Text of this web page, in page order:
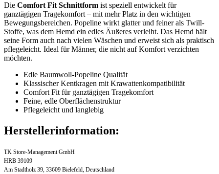
Die Comfort Fit Schnittform ist speziell entwickelt für
ganztägigen Tragekomfort – mit mehr Platz in den wichtigen
Bewegungsbereichen. Popeline wirkt glatter und feiner als Twill-
Stoffe, was dem Hemd ein edles Äußeres verleiht. Das Hemd hält
seine Form auch nach vielen Wäschen und erweist sich als praktisch
pflegeleicht. Ideal für Männer, die nicht auf Komfort verzichten
möchten.
Edle Baumwoll-Popeline Qualität
Klassischer Kentkragen mit Krawattenkompatibilität
Comfort Fit für ganztägigen Tragekomfort
Feine, edle Oberflächenstruktur
Pflegeleicht und langlebig
Herstellerinformation:
TK Store-Management GmbH
HRB 39109
Am Stadtholz 39, 33609 Bielefeld, Deutschland